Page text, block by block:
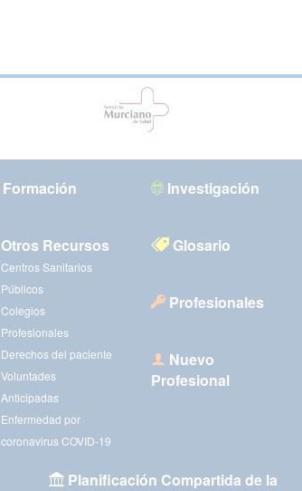
Formación Investigación
Otros Recursos
Centros Sanitarios
Públicos
Colegios
Profesionales
Derechos del paciente
Voluntades
Anticipadas
Enfermedad por
coronavirus COVID-19
Glosario
Profesionales
Nuevo
Profesional
Planificación Compartida de la